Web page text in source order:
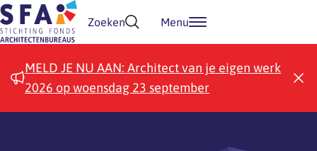
Doorgaan naar inhoud
Zoeken Menu
MELD JE NU AAN: Architect van je eigen werk
2026 op woensdag 23 september